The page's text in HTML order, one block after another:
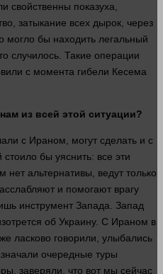
свойственны показуха,
затыкание всех дырок, через
могло бы находить легальный
случилось. Такие операции
с момента гибели Кесема
из всей этой ситуации?
с Ираном, могут сделать и с
бы уяснить: все эти
альтернативы, ведут только
и помогают врагу
инструмент Запада. Запад
об Украину. С Ираном в
ласково говорили, улыбались
очередные туры
заверяли, что вот мы сейчас